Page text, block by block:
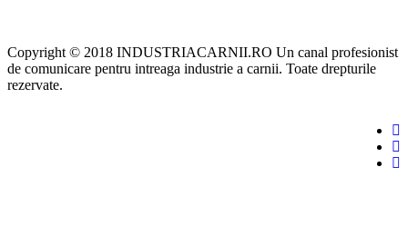
Copyright © 2018 INDUSTRIACARNII.RO Un canal profesionist
de comunicare pentru intreaga industrie a carnii. Toate drepturile
rezervate.